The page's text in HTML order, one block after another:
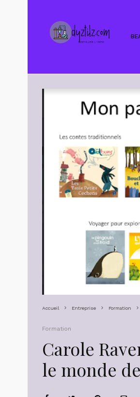
Accueil Entreprise Formation
Formation
Carole
le monde